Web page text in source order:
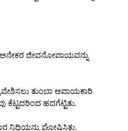
ಜೀವನೋಪಾಯವನ್ನು
ತುಂಬಾ ಅಪಾಯಕಾರಿ
ಕೆಟ್ಟದರಿಂದ ಹದಗೆಟ್ಟಿತು.
ನಿಧಿಯನ್ನು ಘೋಷಿಸಿತು.